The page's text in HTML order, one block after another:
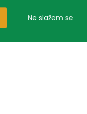
Ne slažem se